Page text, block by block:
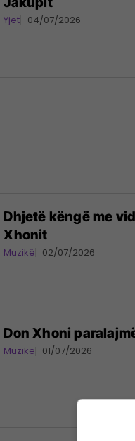
Yjet 04/07/2026
Dhjetë këngë me
Xhonit
Muzikë 02/07/2026
Don Xhoni
Muzikë 01/07/2026